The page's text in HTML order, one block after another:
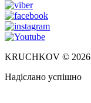
KRUCHKOV © 2026
Надіслано успішно